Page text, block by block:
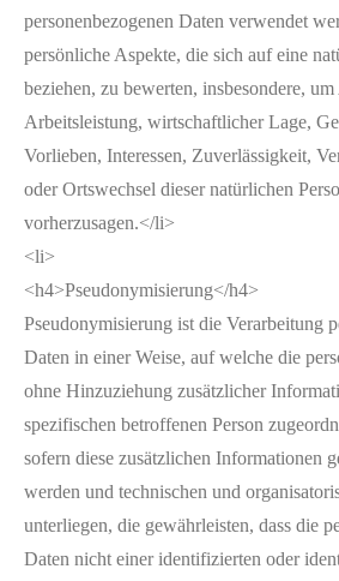
personenbezogenen Daten verwendet
persönliche Aspekte, die sich auf eine
beziehen, zu bewerten, insbesondere,
Arbeitsleistung, wirtschaftlicher Lage,
Vorlieben, Interessen, Zuverlässigkeit,
oder Ortswechsel dieser natürlichen
vorherzusagen.</li>
<li>
<h4>Pseudonymisierung</h4>
Pseudonymisierung ist die Verarbeitung
Daten in einer Weise, auf welche die
ohne Hinzuziehung zusätzlicher
spezifischen betroffenen Person
sofern diese zusätzlichen Informationen
werden und technischen und
unterliegen, die gewährleisten, dass die
Daten nicht einer identifizierten oder